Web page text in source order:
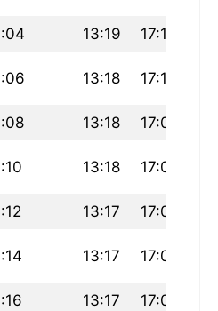
13:19 17:12
13:18 17:10
13:18 17:09
13:18 17:07
13:17 17:06
13:17 17:04
13:17 17:03